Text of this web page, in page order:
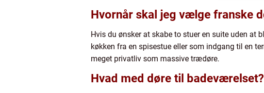
Hvornår skal jeg vælge franske
Hvis du ønsker at skabe to stuer en suite uden at
køkken fra en spisestue eller som indgang til en
meget privatliv som massive trædøre.
Hvad med døre til badeværelset?